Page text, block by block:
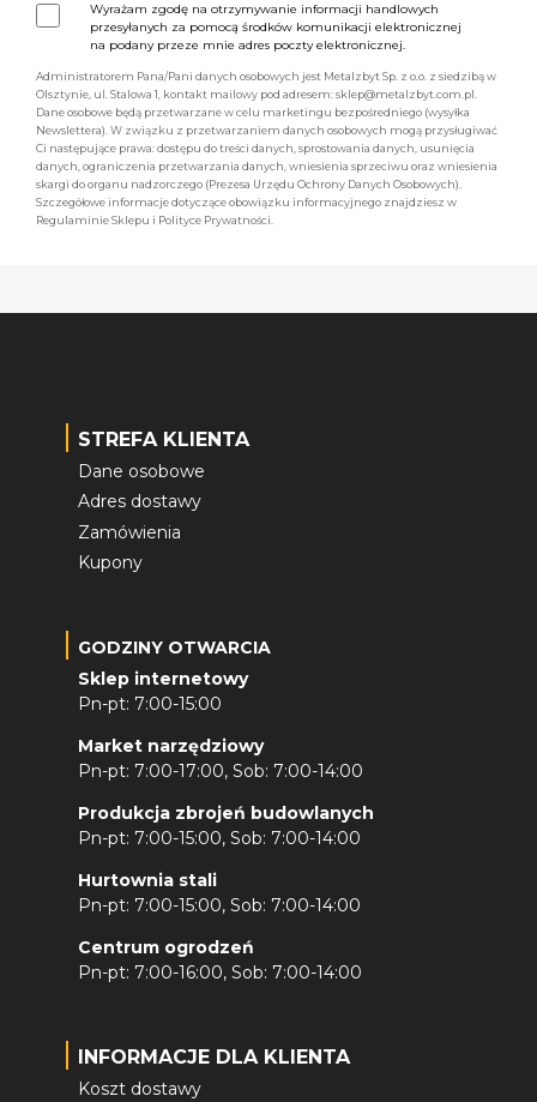
Wyrażam zgodę na otrzymywanie informacji handlowych
przesyłanych za pomocą środków komunikacji elektronicznej
na podany przeze mnie adres poczty elektronicznej.
Administratorem Pana/Pani danych osobowych jest Metalzbyt Sp. z o.o. z siedzibą w
Olsztynie, ul. Stalowa 1, kontakt mailowy pod adresem: sklep@metalzbyt.com.pl.
Dane osobowe będą przetwarzane w celu marketingu bezpośredniego (wysyłka
Newslettera). W związku z przetwarzaniem danych osobowych mogą przysługiwać
Ci następujące prawa: dostępu do treści danych, sprostowania danych, usunięcia
danych, ograniczenia przetwarzania danych, wniesienia sprzeciwu oraz wniesienia
skargi do organu nadzorczego (Prezesa Urzędu Ochrony Danych Osobowych).
Szczegółowe informacje dotyczące obowiązku informacyjnego znajdziesz w
Regulaminie Sklepu i Polityce Prywatności.
STREFA KLIENTA
Dane osobowe
Adres dostawy
Zamówienia
Kupony
GODZINY OTWARCIA
Sklep internetowy
Pn-pt: 7:00-15:00
Market narzędziowy
Pn-pt: 7:00-17:00, Sob: 7:00-14:00
Produkcja zbrojeń budowlanych
Pn-pt: 7:00-15:00, Sob: 7:00-14:00
Hurtownia stali
Pn-pt: 7:00-15:00, Sob: 7:00-14:00
Centrum ogrodzeń
Pn-pt: 7:00-16:00, Sob: 7:00-14:00
INFORMACJE DLA KLIENTA
Koszt dostawy